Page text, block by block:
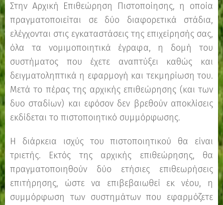
Στην Αρχική Επιθεώρηση Πιστοποίησης, η οποία
πραγματοποιείται σε δύο διαφορετικά στάδια,
ελέγχονται στις εγκαταστάσεις της επιχείρησής σας,
όλα τα νομιμοποιητικά έγραφα, η δομή του
συστήματος που έχετε αναπτύξει καθώς και
δειγματοληπτικά η εφαρμογή και τεκμηρίωση του.
Μετά το πέρας της αρχικής επιθεώρησης (και των
δυο σταδίων) και εφόσον δεν βρεθούν αποκλίσεις
εκδίδεται το πιστοποιητικό συμμόρφωσης.
Η διάρκεια ισχύς του πιστοποιητικού θα είναι
τριετής. Εκτός της αρχικής επιθεώρησης, θα
πραγματοποιηθούν δύο ετήσιες επιθεωρήσεις
επιτήρησης, ώστε να επιβεβαιωθεί εκ νέου, η
συμμόρφωση των συστημάτων που εφαρμόζετε